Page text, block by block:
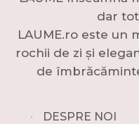
dar
LAUME.ro este un
rochii de zi și
de
∙ DESPRE NOI